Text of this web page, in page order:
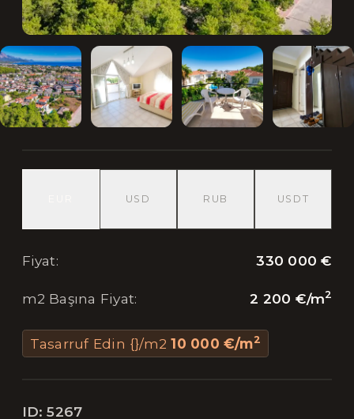
USD RUB USDT
Fiyat: 330 000 €
m2 Başına Fiyat: 2 200 €/m2
Tasarruf Edin {}/m2 10 000 €/m2
ID:5267